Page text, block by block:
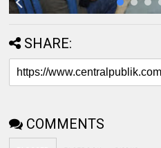
SHARE:
COMMENTS